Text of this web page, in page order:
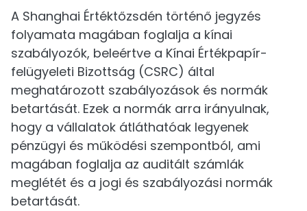
A Shanghai Értéktőzsdén történő jegyzés
folyamata magában foglalja a kínai
szabályozók, beleértve a Kínai Értékpapír-
felügyeleti Bizottság (CSRC) által
meghatározott szabályozások és normák
betartását. Ezek a normák arra irányulnak,
hogy a vállalatok átláthatóak legyenek
pénzügyi és működési szempontból, ami
magában foglalja az auditált számlák
meglétét és a jogi és szabályozási normák
betartását.